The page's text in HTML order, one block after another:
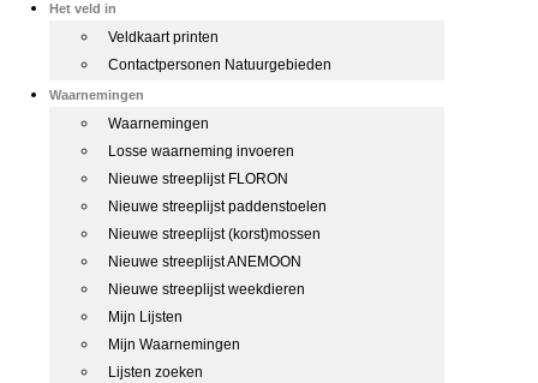
Het veld in
Veldkaart printen
Contactpersonen Natuurgebieden
Waarnemingen
Waarnemingen
Losse waarneming invoeren
Nieuwe streeplijst FLORON
Nieuwe streeplijst paddenstoelen
Nieuwe streeplijst (korst)mossen
Nieuwe streeplijst ANEMOON
Nieuwe streeplijst weekdieren
Mijn Lijsten
Mijn Waarnemingen
Lijsten zoeken